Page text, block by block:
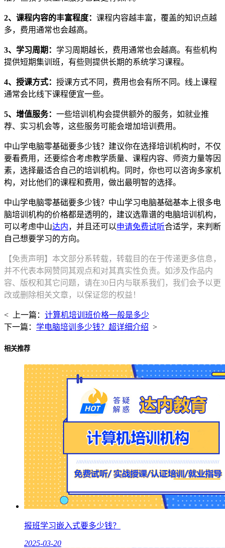
2、课程内容的丰富程度： 课程内容越丰富，覆盖的知识点越
多，费用通常也会越高。
3、学习周期： 学习周期越长，费用通常也会越高。有些机构
提供短期集训班，有些则提供长期的系统学习课程。
4、授课方式： 授课方式不同，费用也会有所不同。线上课程
通常会比线下课程便宜一些。
5、增值服务： 一些培训机构会提供额外的服务，如就业推
荐、实习机会等，这些服务可能会增加培训费用。
中山学电脑零基础要多少钱？建议你在选择培训机构时，不仅
要看费用，还要综合考虑教学质量、课程内容、师资力量等因
素，选择最适合自己的培训机构。同时，你也可以咨询多家机
构，对比他们的课程和费用，做出最明智的选择。
中山学电脑零基础要多少钱？中山学习电脑基础基本上很多电
脑培训机构的价格都是透明的，建议选靠谱的电脑培训机构，
可以考虑中山达内，并且还可以申请免费试听合适学，来判断
自己想要学习的方向。
【免责声明】本文部分系转载，转载目的在于传递更多信息，
并不代表本网赞同其观点和对其真实性负责。如涉及作品内
容、版权和其它问题，请在30日内与联系我们，我们会予以更
改或删除相关文章，以保证您的权益！
< 上一篇： 计算机培训班价格一般是多少
下一篇： 学电脑培训多少钱？超详细介绍 >
相关推荐
报班学习嵌入式要多少钱？
2025-03-20